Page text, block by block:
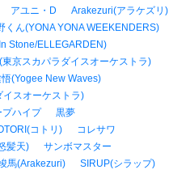
アユニ・D
Arakezuri(アラケズリ)
くん(YONA YONA WEEKENDERS)
Stone/ELLEGARDEN)
京スカパラダイスオーケストラ)
(Yogee New Waves)
イスオーケストラ)
プハイプ
黒夢
コトリ)
コレサワ
髪天)
サンボマスター
馬(Arakezuri)
SIRUP(シラップ)